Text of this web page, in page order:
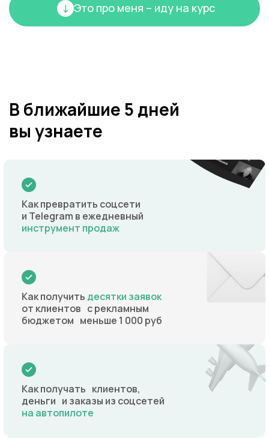
Это про меня – иду на курс
В ближайшие 5 дней
вы узнаете
Как превратить соцсети
и Telegram в ежедневный
инструмент продаж
Как получить десятки заявок
от клиентов с рекламным
бюджетом меньше 1 000 руб
Как получать клиентов,
деньги и заказы из соцсетей
на автопилоте